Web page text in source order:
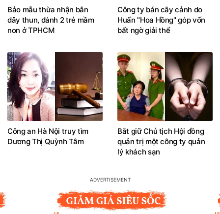
Bảo mẫu thừa nhận bắn
dây thun, đánh 2 trẻ mầm
non ở TPHCM
Công ty bán cây cảnh do
Huấn "Hoa Hồng" góp vốn
bất ngờ giải thể
Công an Hà Nội truy tìm
Dương Thị Quỳnh Tâm
Bắt giữ Chủ tịch Hội đồng
quản trị một công ty quản
lý khách sạn